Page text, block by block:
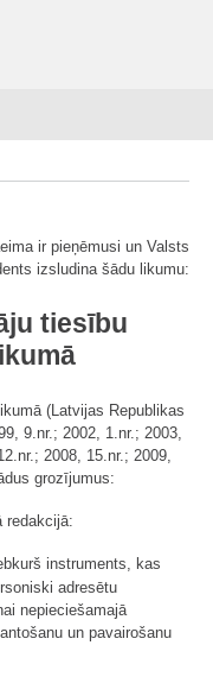
ir pieņēmusi un Valsts
izsludina šādu likumu:
tiesību
(Latvijas Republikas
9.nr.; 2002, 1.nr.; 2003,
2008, 15.nr.; 2009,
grozījumus:
redakcijā:
instruments, kas
adresētu
nepieciešamajā
un pavairošanu